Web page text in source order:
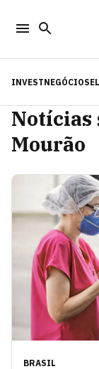
INVESTNEGÓCIOS
Notícias
Mourão
BRASIL